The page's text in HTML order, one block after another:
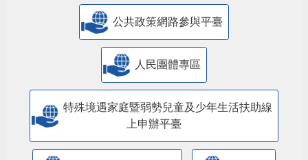
公共政策網路參與平臺
人民團體專區
特殊境遇家庭暨弱勢兒童及少年生活扶助線
上申辦平臺